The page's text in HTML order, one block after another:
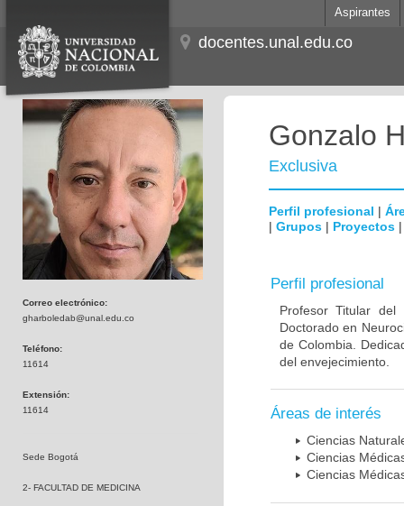
Aspirantes
docentes.unal.edu.co
Correo electrónico:
gharboledab@unal.edu.co
Teléfono:
11614
Extensión:
11614
Sede Bogotá
2- FACULTAD DE MEDICINA
Gonzalo
Exclusiva
Perfil profesional |
| Grupos | Proyectos
Perfil profesional
Profesor Titular
Doctorado en
de Colombia.
del envejecimiento.
Áreas de interés
Ciencias
Ciencias
Ciencias